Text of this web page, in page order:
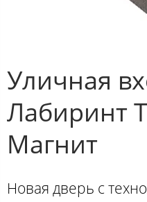
Уличная
Лабиринт
Магнит
Новая дверь с